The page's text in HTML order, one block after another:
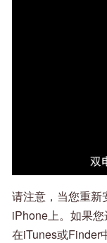
请注意，当您重新
iPhone上。如果
在iTunes或Finder